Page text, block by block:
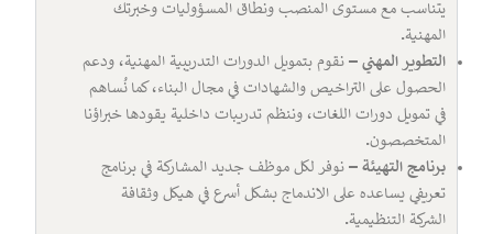
يتناسب مع مستوى المنصب ونطاق المسؤوليات وخبرتك
المهنية.
التطوير المهني –نقوم بتمويل الدورات التدريبية المهنية، ودعم
الحصول على التراخيص والشهادات في مجال البناء، كما نُساهم
في تمويل دورات اللغات، وننظم تدريبات داخلية يقودها خبراؤنا
المتخصصون.
برنامج التهيئة – نوفر لكل موظف جديد المشاركة في برنامج
تعريفي يساعده على الاندماج بشكل أسرع في هيكل وثقافة
الشركة التنظيمية.